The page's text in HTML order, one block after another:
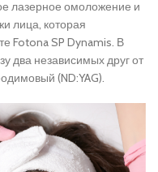
лазерное омоложение и
лица, которая
Fotona SP Dynamis. В
два независимых друг от
(ND:YAG).